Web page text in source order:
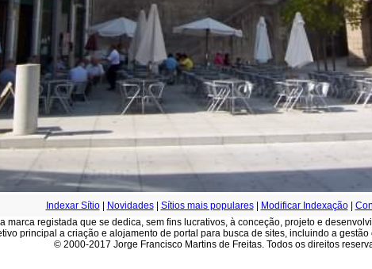
Indexar Sítio| Novidades| Sítios mais populares| Modificar Indexação|
marca registada que se dedica, sem fins lucrativos, à conceção, projeto e
principal a criação e alojamento de portal para busca de sites, incluindo a
© 2000-2017 Jorge Francisco Martins de Freitas. Todos os direitos